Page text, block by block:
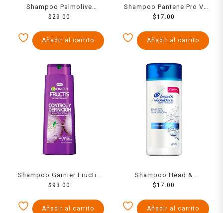
Shampoo Palmolive
Optims nivel 4
intensivo 200 ml
$29.00
Añadir al carrito
Shampoo Pantene Pro V
restauración 100 ml
$17.00
Añadir al carrito
Shampoo Garnier Fructis
control y definición rizos
$ 93.00
Añadir al carrito
Shampoo Head &
Shoulders control caspa
$17.00
Añadir al carrito